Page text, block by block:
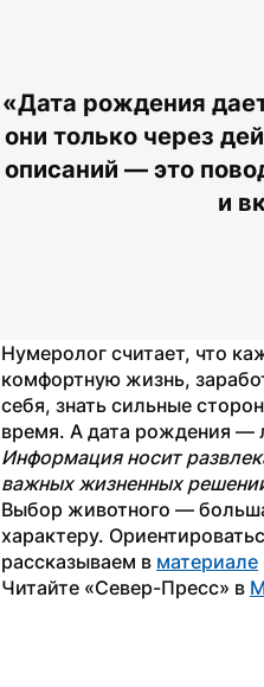
«Дата рождения
они только через
описаний — это
и
Нумеролог считает, что
комфортную жизнь,
себя, знать сильные
время. А дата рождения —
Информация носит
важных жизненных
Выбор животного —
характеру.
рассказываем в материале
Читайте «Север-Пресс» в